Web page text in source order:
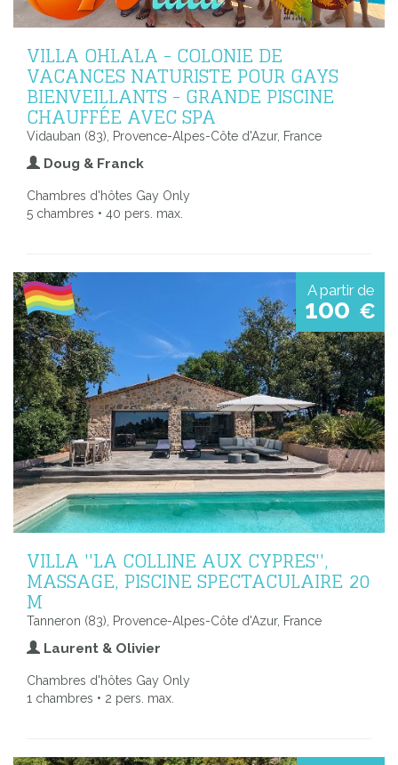
VILLA OHLALA - COLONIE DE
VACANCES NATURISTE POUR GAYS
BIENVEILLANTS - GRANDE PISCINE
CHAUFFÉE AVEC SPA
Vidauban (83), Provence-Alpes-Côte d'Azur, France
Doug & Franck
Chambres d'hôtes Gay Only
5 chambres • 40 pers. max.
A partir de
100 €
VILLA ''LA COLLINE AUX CYPRES'',
MASSAGE, PISCINE SPECTACULAIRE 20
M
Tanneron (83), Provence-Alpes-Côte d'Azur, France
Laurent & Olivier
Chambres d'hôtes Gay Only
1 chambres • 2 pers. max.